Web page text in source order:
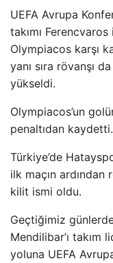
UEFA Avrupa
takımı
Olympiacos karşı
yanı sıra rövanşı
yükseldi.
Olympiacos’un
penaltıdan kaydetti.
Türkiye’de
ilk maçın
kilit ismi oldu.
Geçtiğimiz
Mendilibar’ı
yoluna UEFA